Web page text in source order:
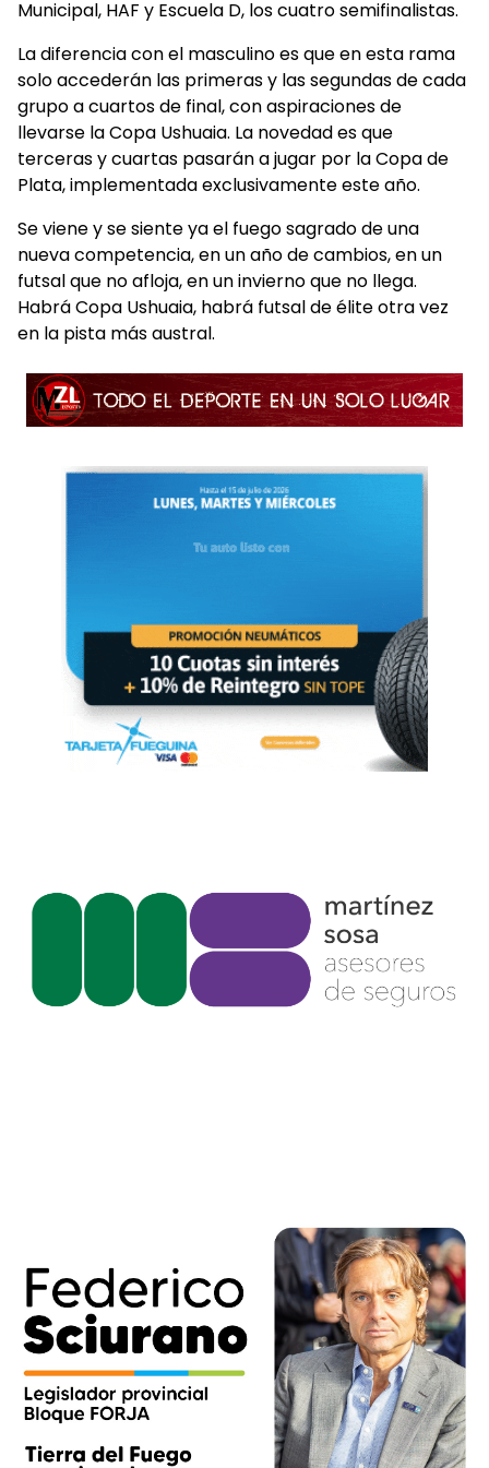
Municipal, HAF y Escuela D, los cuatro semifinalistas.
La diferencia con el masculino es que en esta rama
solo accederán las primeras y las segundas de cada
grupo a cuartos de final, con aspiraciones de
llevarse la Copa Ushuaia. La novedad es que
terceras y cuartas pasarán a jugar por la Copa de
Plata, implementada exclusivamente este año.
Se viene y se siente ya el fuego sagrado de una
nueva competencia, en un año de cambios, en un
futsal que no afloja, en un invierno que no llega.
Habrá Copa Ushuaia, habrá futsal de élite otra vez
en la pista más austral.